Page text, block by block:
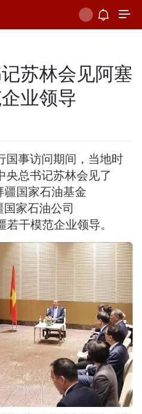
苏林会见阿塞
业领导
国事访问期间，当地时
央总书记苏林会见了
疆国家石油基金
国家石油公司
若干模范企业领导。